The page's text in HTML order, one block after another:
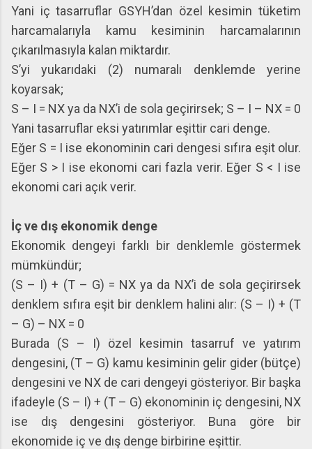
Yani iç tasarruflar GSYH’dan özel kesimin tüketim
harcamalarıyla kamu kesiminin harcamalarının
çıkarılmasıyla kalan miktardır.
S’yi yukarıdaki (2) numaralı denklemde yerine
koyarsak;
S – I = NX ya da NX’i de sola geçirirsek; S – I – NX = 0
Yani tasarruflar eksi yatırımlar eşittir cari denge.
Eğer S = I ise ekonominin cari dengesi sıfıra eşit olur.
Eğer S > I ise ekonomi cari fazla verir. Eğer S < I ise
ekonomi cari açık verir.
İç ve dış ekonomik denge
Ekonomik dengeyi farklı bir denklemle göstermek
mümkündür;
(S – I) + (T – G) = NX ya da NX’i de sola geçirirsek
denklem sıfıra eşit bir denklem halini alır: (S – I) + (T
– G) – NX = 0
Burada (S – I) özel kesimin tasarruf ve yatırım
dengesini, (T – G) kamu kesiminin gelir gider (bütçe)
dengesini ve NX de cari dengeyi gösteriyor. Bir başka
ifadeyle (S – I) + (T – G) ekonominin iç dengesini, NX
ise dış dengesini gösteriyor. Buna göre bir
ekonomide iç ve dış denge birbirine eşittir.